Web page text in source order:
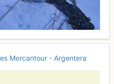
Mercantour - Argentera